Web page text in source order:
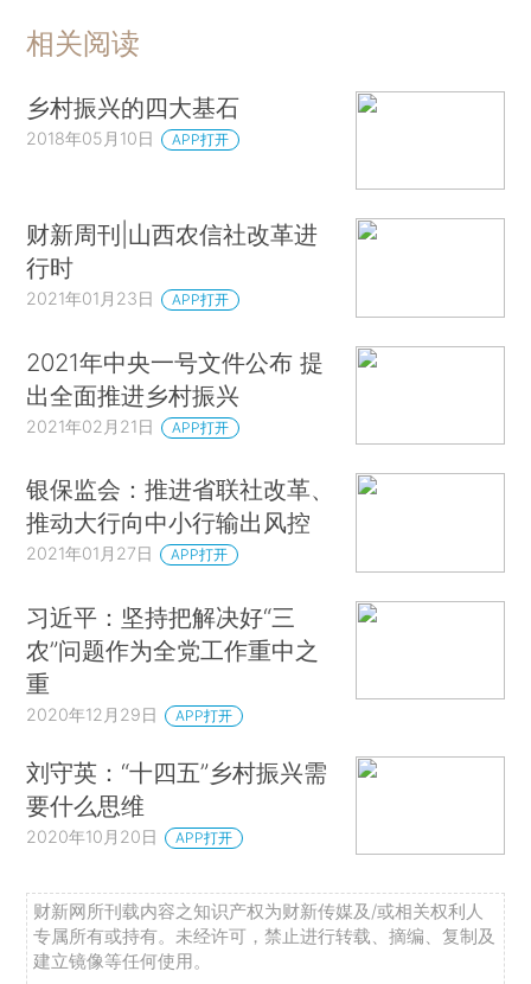
相关阅读
乡村振兴的四大基石
2018年05月10日 APP打开
财新周刊|山西农信社改革进
行时
2021年01月23日 APP打开
2021年中央一号文件公布 提
出全面推进乡村振兴
2021年02月21日 APP打开
银保监会：推进省联社改革、
推动大行向中小行输出风控
2021年01月27日 APP打开
习近平：坚持把解决好“三
农”问题作为全党工作重中之
重
2020年12月29日 APP打开
刘守英：“十四五”乡村振兴需
要什么思维
2020年10月20日 APP打开
财新网所刊载内容之知识产权为财新传媒及/或相关权利人
专属所有或持有。未经许可，禁止进行转载、摘编、复制及
建立镜像等任何使用。